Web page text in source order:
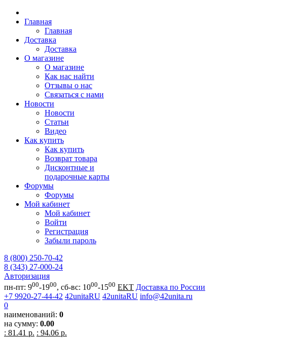
Главная
Главная
Доставка
Доставка
О магазине
О магазине
Как нас найти
Отзывы о нас
Связаться с нами
Новости
Новости
Статьи
Видео
Как купить
Как купить
Возврат товара
Дисконтные и
подарочные карты
Форумы
Форумы
Мой кабинет
Мой кабинет
Войти
Регистрация
Забыли пароль
8 (800) 250-70-42
8 (343) 27-000-24
Авторизация
пн-пт: 900-1900, сб-вс: 1000-1500 EKT Доставка по России
+7 9920-27-44-42 42unitaRU 42unitaRU info@42unita.ru
0
наименований: 0
на сумму: 0.00
: 81.41 р. : 94.06 р.